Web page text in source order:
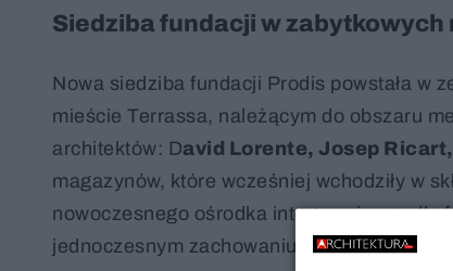
Siedziba fundacji w zabytkowych
Nowa siedziba fundacji Prodis powstała w
mieście Terrassa, należącym do obszaru
architektów: David Lorente, Josep
magazynów, które wcześniej wchodziły w
nowoczesnego ośrodka integracyjnego dla
jednoczesnym zachowaniu